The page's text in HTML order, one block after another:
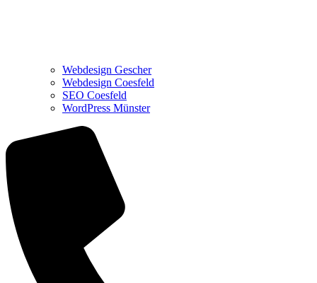
Webdesign Gescher
Webdesign Coesfeld
SEO Coesfeld
WordPress Münster